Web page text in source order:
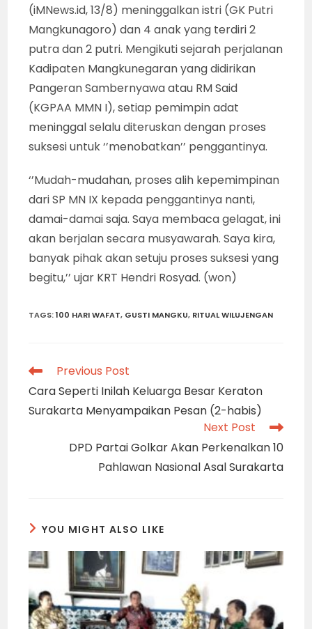
(iMNews.id, 13/8) meninggalkan istri (GK Putri
Mangkunagoro) dan 4 anak yang terdiri 2
putra dan 2 putri. Mengikuti sejarah perjalanan
Kadipaten Mangkunegaran yang didirikan
Pangeran Sambernyawa atau RM Said
(KGPAA MMN I), setiap pemimpin adat
meninggal selalu diteruskan dengan proses
suksesi untuk ‘’menobatkan’’ penggantinya.
‘’Mudah-mudahan, proses alih kepemimpinan
dari SP MN IX kepada penggantinya nanti,
damai-damai saja. Saya membaca gelagat, ini
akan berjalan secara musyawarah. Saya kira,
banyak pihak akan setuju proses suksesi yang
begitu,’’ ujar KRT Hendri Rosyad. (won)
TAGS:100 HARI WAFAT, GUSTI MANGKU, RITUAL WILUJENGAN
Read
articles
Previous Post
Cara Seperti Inilah Keluarga Besar Keraton
Surakarta Menyampaikan Pesan (2-habis)
Next Post
DPD Partai Golkar Akan Perkenalkan 10
Pahlawan Nasional Asal Surakarta
YOU MIGHT ALSO LIKE